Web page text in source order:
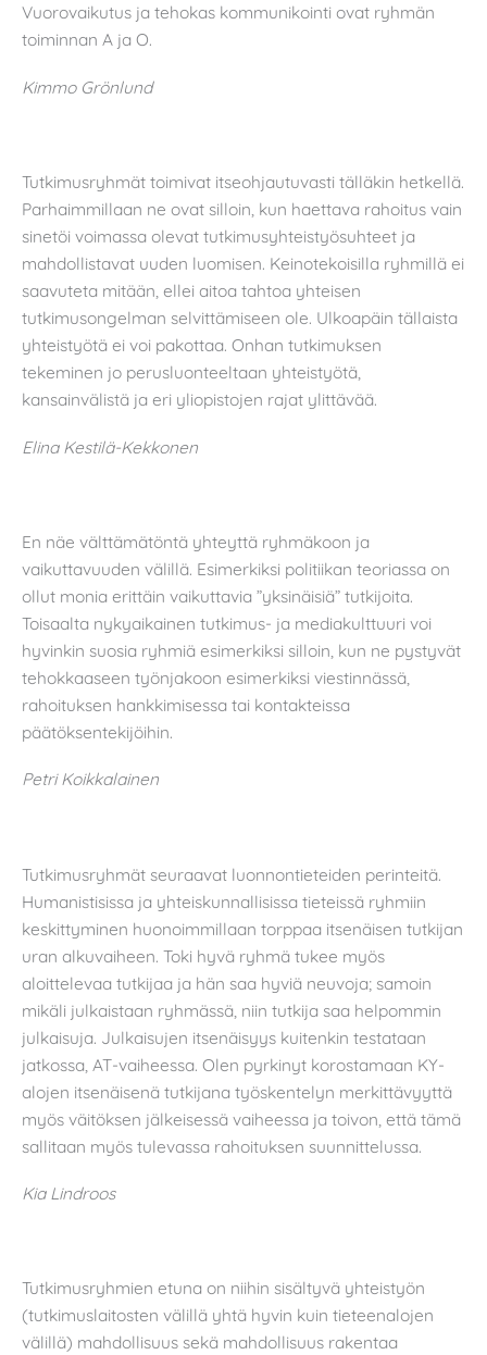
Vuorovaikutus ja tehokas kommunikointi ovat ryhmän
toiminnan A ja O.
Kimmo Grönlund
Tutkimusryhmät toimivat itseohjautuvasti tälläkin hetkellä.
Parhaimmillaan ne ovat silloin, kun haettava rahoitus vain
sinetöi voimassa olevat tutkimusyhteistyösuhteet ja
mahdollistavat uuden luomisen. Keinotekoisilla ryhmillä ei
saavuteta mitään, ellei aitoa tahtoa yhteisen
tutkimusongelman selvittämiseen ole. Ulkoapäin tällaista
yhteistyötä ei voi pakottaa. Onhan tutkimuksen
tekeminen jo perusluonteeltaan yhteistyötä,
kansainvälistä ja eri yliopistojen rajat ylittävää.
Elina Kestilä-Kekkonen
En näe välttämätöntä yhteyttä ryhmäkoon ja
vaikuttavuuden välillä. Esimerkiksi politiikan teoriassa on
ollut monia erittäin vaikuttavia ”yksinäisiä” tutkijoita.
Toisaalta nykyaikainen tutkimus- ja mediakulttuuri voi
hyvinkin suosia ryhmiä esimerkiksi silloin, kun ne pystyvät
tehokkaaseen työnjakoon esimerkiksi viestinnässä,
rahoituksen hankkimisessa tai kontakteissa
päätöksentekijöihin.
Petri Koikkalainen
Tutkimusryhmät seuraavat luonnontieteiden perinteitä.
Humanistisissa ja yhteiskunnallisissa tieteissä ryhmiin
keskittyminen huonoimmillaan torppaa itsenäisen tutkijan
uran alkuvaiheen. Toki hyvä ryhmä tukee myös
aloittelevaa tutkijaa ja hän saa hyviä neuvoja; samoin
mikäli julkaistaan ryhmässä, niin tutkija saa helpommin
julkaisuja. Julkaisujen itsenäisyys kuitenkin testataan
jatkossa, AT-vaiheessa. Olen pyrkinyt korostamaan KY-
alojen itsenäisenä tutkijana työskentelyn merkittävyyttä
myös väitöksen jälkeisessä vaiheessa ja toivon, että tämä
sallitaan myös tulevassa rahoituksen suunnittelussa.
Kia Lindroos
Tutkimusryhmien etuna on niihin sisältyvä yhteistyön
(tutkimuslaitosten välillä yhtä hyvin kuin tieteenalojen
välillä) mahdollisuus sekä mahdollisuus rakentaa